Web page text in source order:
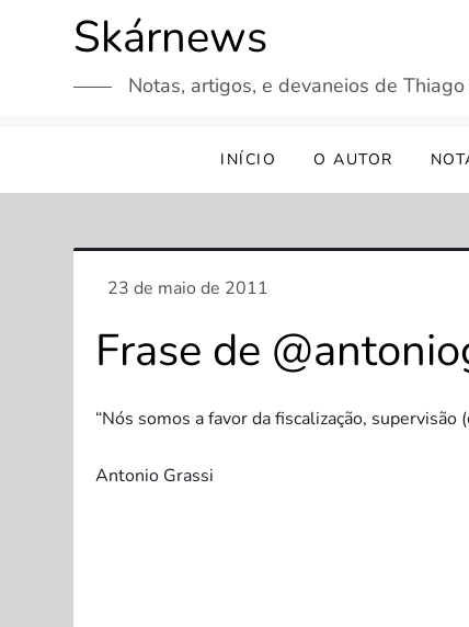
Skárnews
Notas, artigos, e devaneios de
INÍCIO O AUTOR
Frase de
“Nós somos a favor da fiscalização, supervisão
Antonio Grassi